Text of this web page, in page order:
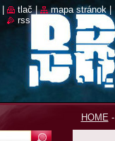
HOME -
tlač | mapa stránok |
rss